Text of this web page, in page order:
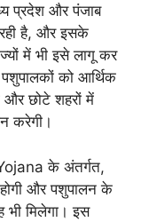
प्रदेश और पंजाब
है, और इसके
में भी इसे लागू कर
को आर्थिक
और छोटे शहरों में
करेगी।
के अंतर्गत,
और पशुपालन के
भी मिलेगा। इस